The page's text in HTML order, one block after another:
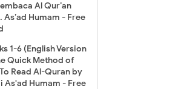
Al Qur’an
As’ad Humam - Free
1-6 (English Version
Quick Method of
Read Al-Quran by
As'ad Humam - Free